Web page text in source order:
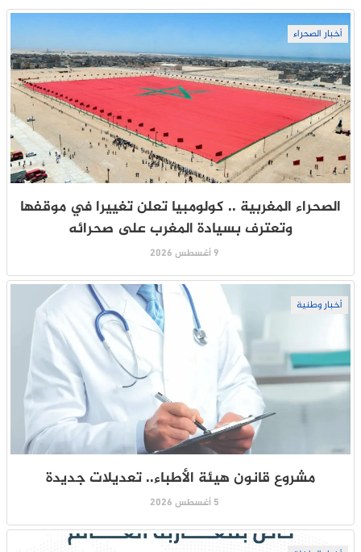
أخبار الصحراء
الصحراء المغربية .. كولومبيا تعلن تغييرا في موقفها
وتعترف بسيادة المغرب على صحرائه
9 أغسطس 2026
أخبار وطنية
مشروع قانون هيئة الأطباء.. تعديلات جديدة
5 أغسطس 2026